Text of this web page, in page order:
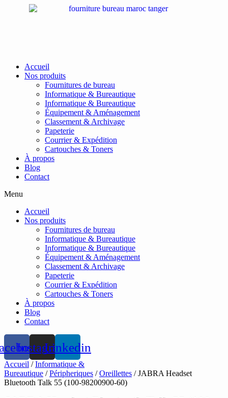
Accueil
Nos produits
Fournitures de bureau
Informatique & Bureautique
Informatique & Bureautique
Équipement & Aménagement
Classement & Archivage
Papeterie
Courrier & Expédition
Cartouches & Toners
À propos
Blog
Contact
Menu
Accueil
Nos produits
Fournitures de bureau
Informatique & Bureautique
Informatique & Bureautique
Équipement & Aménagement
Classement & Archivage
Papeterie
Courrier & Expédition
Cartouches & Toners
À propos
Blog
Contact
InstagramLinkedin
Accueil /Informatique &
Bureautique /Péripheriques /Oreillettes / JABRA Headset
Bluetooth Talk 55 (100-98200900-60)